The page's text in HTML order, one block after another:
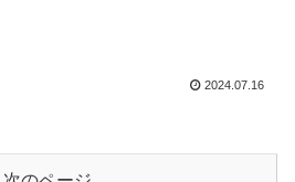
2024.07.16